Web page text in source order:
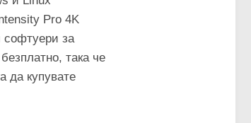
Pro 4K
софтуери за
така че
да купувате